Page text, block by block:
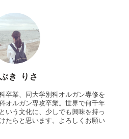
き りさ
卒業、同大学別科オルガン専修を
オルガン専攻卒業。世界で何千年
いう文化に、少しでも興味を持っ
たらと思います。よろしくお願い